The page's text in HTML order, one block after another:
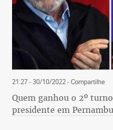
21:27 - 30/10/2022- Compartilhe
Quem ganhou o 2º
presidente em